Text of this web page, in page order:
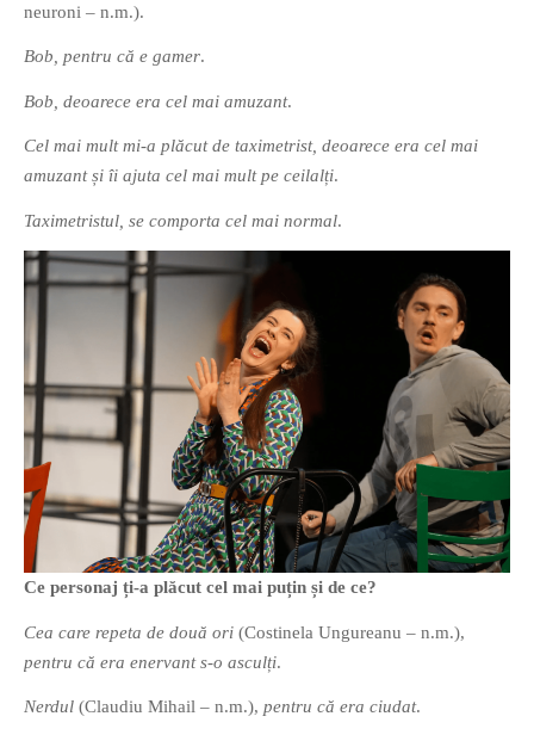
neuroni – n.m.).
Bob, pentru că e gamer.
Bob, deoarece era cel mai amuzant.
Cel mai mult mi-a plăcut de taximetrist, deoarece era cel mai
amuzant și îi ajuta cel mai mult pe ceilalți.
Taximetristul, se comporta cel mai normal.
Ce personaj ți-a plăcut cel mai puțin și de ce?
Cea care repeta de două ori (Costinela Ungureanu – n.m.),
pentru că era enervant s-o asculți.
Nerdul (Claudiu Mihail – n.m.), pentru că era ciudat.